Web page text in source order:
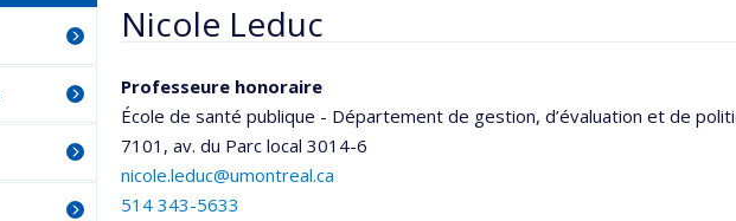
Nicole Leduc
Professeure honoraire
École de santé publique - Département de gestion, d’évaluation et de
7101, av. du Parc local 3014-6
nicole.leduc@umontreal.ca
514 343-5633